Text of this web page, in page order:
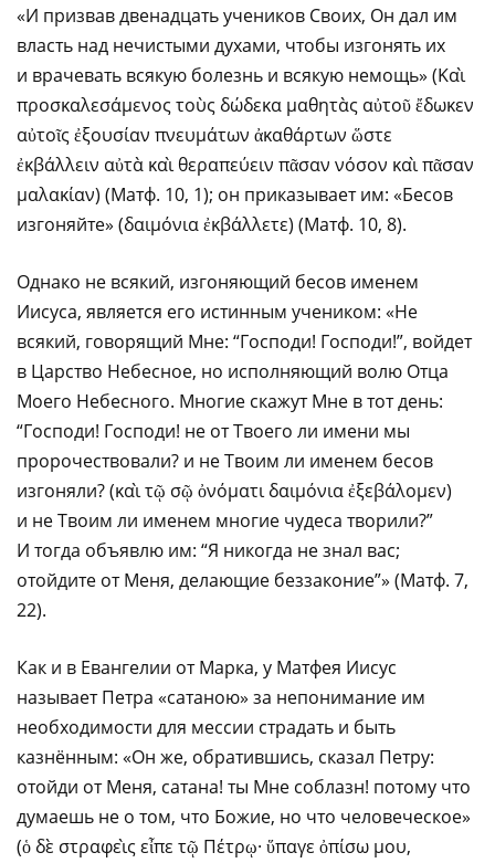
«И призвав двенадцать учеников Своих, Он дал им
власть над нечистыми духами, чтобы изгонять их
и врачевать всякую болезнь и всякую немощь» (Καὶ
προσκαλεσάμενος τοὺς δώδεκα μαθητὰς αὐτοῦ ἔδωκεν
αὐτοῖς ἐξουσίαν πνευμάτων ἀκαθάρτων ὥστε
ἐκβάλλειν αὐτὰ καὶ θεραπεύειν πᾶσαν νόσον καὶ πᾶσαν
μαλακίαν) (Матф. 10, 1); он приказывает им: «Бесов
изгоняйте» (δαιμόνια ἐκβάλλετε) (Матф. 10, 8).
Однако не всякий, изгоняющий бесов именем
Иисуса, является его истинным учеником: «Не
всякий, говорящий Мне: “Господи! Господи!”, войдет
в Царство Небесное, но исполняющий волю Отца
Моего Небесного. Многие скажут Мне в тот день:
“Господи! Господи! не от Твоего ли имени мы
пророчествовали? и не Твоим ли именем бесов
изгоняли? (καὶ τῷ σῷ ὀνόματι δαιμόνια ἐξεβάλομεν)
и не Твоим ли именем многие чудеса творили?”
И тогда объявлю им: “Я никогда не знал вас;
отойдите от Меня, делающие беззаконие”» (Матф. 7,
22).
Как и в Евангелии от Марка, у Матфея Иисус
называет Петра «сатаною» за непонимание им
необходимости для мессии страдать и быть
казнённым: «Он же, обратившись, сказал Петру:
отойди от Меня, сатана! ты Мне соблазн! потому что
думаешь не о том, что Божие, но что человеческое»
(ὁ δὲ στραφεὶς εἶπε τῷ Πέτρῳ· ὕπαγε ὀπίσω μου,